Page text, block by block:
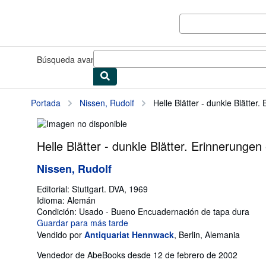
Búsqueda avanzada
Portada Nissen, Rudolf Helle Blätter - dunkle Blätter.
Helle Blätter - dunkle Blätter.
Nissen, Rudolf
Editorial: Stuttgart. DVA, 1969
Idioma: Alemán
Condición: Usado - Bueno Encuadernación de tapa dura
Guardar para más tarde
Vendido por Antiquariat Hennwack, Berlin, Alemania
Vendedor de AbeBooks desde 12 de febrero de 2002